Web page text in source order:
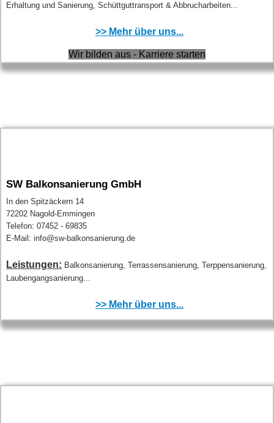
Erhaltung und Sanierung, Schüttguttransport & Abbrucharbeiten...
>> Mehr über uns...
Wir bilden aus - Karriere starten
SW Balkonsanierung GmbH
In den Spitzäckern 14
72202 Nagold-Emmingen
Telefon: 07452 - 69835
E-Mail: info@sw-balkonsanierung.de
Leistungen: Balkonsanierung, Terrassensanierung, Terppensanierung,
Laubengangsanierung...
>> Mehr über uns...